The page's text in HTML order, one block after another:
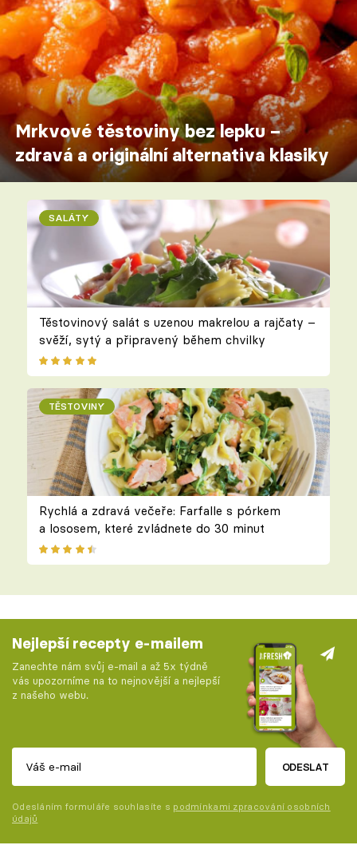
Mrkvové těstoviny bez lepku –
zdravá a originální alternativa klasiky
SALÁTY
Těstovinový salát s uzenou makrelou a rajčaty –
svěží, sytý a připravený během chvilky
TĚSTOVINY
Rychlá a zdravá večeře: Farfalle s pórkem
a lososem, které zvládnete do 30 minut
Nejlepší recepty e-mailem
Zanechte nám svůj e-mail a až 5x týdně
vás upozorníme na to nejnovější a nejlepší
z našeho webu.
ODESLAT
Odesláním formuláře souhlasíte s podmínkami zpracování osobních
údajů